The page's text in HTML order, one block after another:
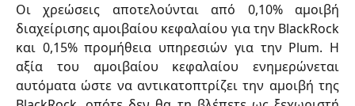
Οι χρεώσεις αποτελούνται από 0,10% αμοιβή
διαχείρισης αμοιβαίου κεφαλαίου για την BlackRock
και 0,15% προμήθεια υπηρεσιών για την Plum. Η
αξία του αμοιβαίου κεφαλαίου ενημερώνεται
αυτόματα ώστε να αντικατοπτρίζει την αμοιβή της